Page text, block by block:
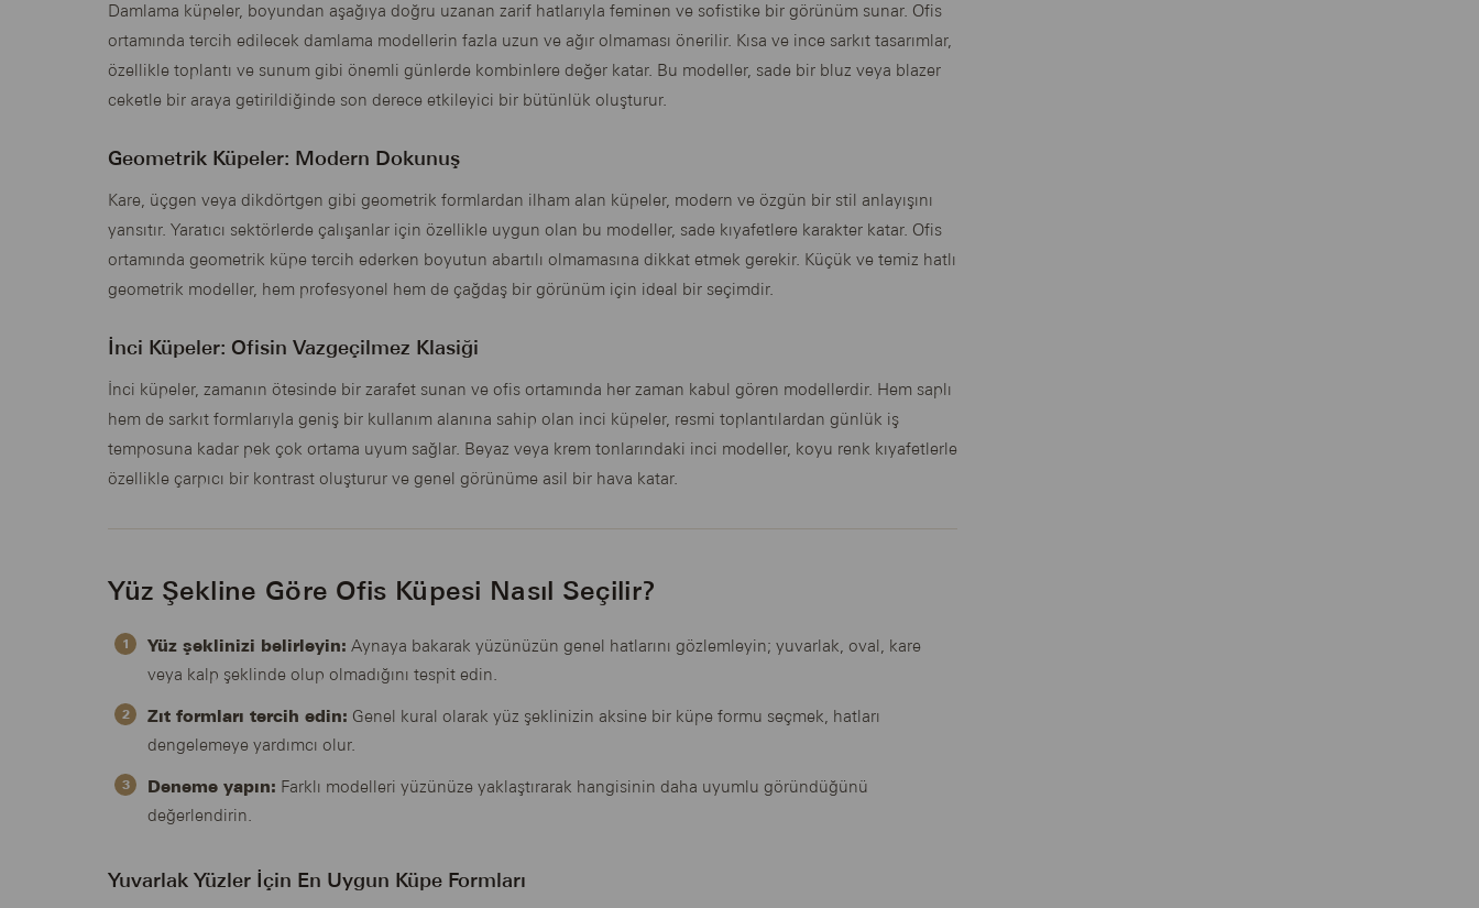
Damlama küpeler, boyundan aşağıya doğru uzanan zarif hatlarıyla feminen ve sofistike bir görünüm sunar. Ofis
ortamında tercih edilecek damlama modellerin fazla uzun ve ağır olmaması önerilir. Kısa ve ince sarkıt tasarımlar,
özellikle toplantı ve sunum gibi önemli günlerde kombinlere değer katar. Bu modeller, sade bir bluz veya blazer
ceketle bir araya getirildiğinde son derece etkileyici bir bütünlük oluşturur.
Geometrik Küpeler: Modern Dokunuş
Kare, üçgen veya dikdörtgen gibi geometrik formlardan ilham alan küpeler, modern ve özgün bir stil anlayışını
yansıtır. Yaratıcı sektörlerde çalışanlar için özellikle uygun olan bu modeller, sade kıyafetlere karakter katar. Ofis
ortamında geometrik küpe tercih ederken boyutun abartılı olmamasına dikkat etmek gerekir. Küçük ve temiz hatlı
geometrik modeller, hem profesyonel hem de çağdaş bir görünüm için ideal bir seçimdir.
İnci Küpeler: Ofisin Vazgeçilmez Klasiği
İnci küpeler, zamanın ötesinde bir zarafet sunan ve ofis ortamında her zaman kabul gören modellerdir. Hem saplı
hem de sarkıt formlarıyla geniş bir kullanım alanına sahip olan inci küpeler, resmi toplantılardan günlük iş
temposuna kadar pek çok ortama uyum sağlar. Beyaz veya krem tonlarındaki inci modeller, koyu renk kıyafetlerle
özellikle çarpıcı bir kontrast oluşturur ve genel görünüme asil bir hava katar.
Yüz Şekline Göre Ofis Küpesi Nasıl Seçilir?
Yüz şeklinizi belirleyin: Aynaya bakarak yüzünüzün genel hatlarını gözlemleyin; yuvarlak, oval, kare
veya kalp şeklinde olup olmadığını tespit edin.
Zıt formları tercih edin: Genel kural olarak yüz şeklinizin aksine bir küpe formu seçmek, hatları
dengelemeye yardımcı olur.
Deneme yapın: Farklı modelleri yüzünüze yaklaştırarak hangisinin daha uyumlu göründüğünü
değerlendirin.
Yuvarlak Yüzler İçin En Uygun Küpe Formları